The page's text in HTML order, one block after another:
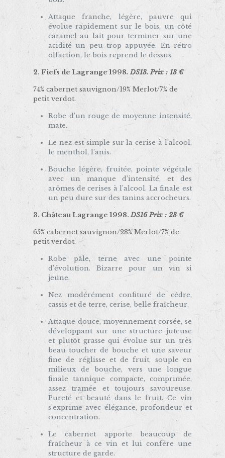
Attaque franche, légère, pauvre qui
évolue rapidement sur le bois, un côté
caramel au lait pour terminer sur une
acidité un peu trop appuyée. En rétro
olfaction, le bois reprend le dessus.
2.Fiefs de Lagrange1998. DS13. Prix : 13 €
74% cabernet sauvignon/19% Merlot/7% de
petit verdot.
Robe d’un rouge de moyenne intensité,
mate.
Le nez est simple sur la cerise à l’alcool,
le menthol, l’anis.
Bouche légère, fruitée, pointe végétale
avec un manque d’intensité, et des
arômes de cerises à l’alcool. La finale est
un peu dure sur des tanins accrocheurs.
3. Château Lagrange 1998.DS16 Prix : 23 €
65% cabernet sauvignon/28% Merlot/7% de
petit verdot.
Robe pâle, terne avec une pointe
d’évolution. Bizarre pour un vin si
jeune.
Nez modérément confituré de cèdre,
cassis et de terre, cerise, belle fraîcheur.
Attaque douce, moyennement corsée, se
développant sur une structure juteuse
et plutôt grasse qui évolue sur un très
beau toucher de bouche et une saveur
fine de réglisse et de fruit, souple en
milieux de bouche, vers une longue
finale tannique compacte, comprimée,
assez tramée et toujours savoureuse.
Pureté et beauté dans le fruit. Ce vin
s’exprime avec élégance, profondeur et
concentration.
Le cabernet apporte beaucoup de
fraîcheur à ce vin et lui confère une
structure de garde.